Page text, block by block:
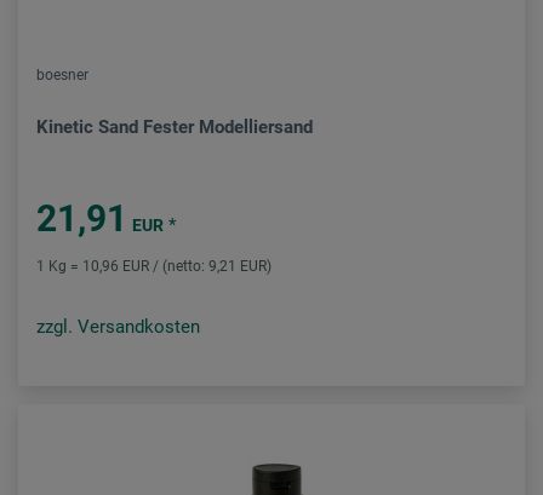
boesner
Kinetic Sand Fester Modelliersand
21,91 EUR *
1 Kg = 10,96 EUR / (netto: 9,21 EUR)
zzgl. Versandkosten